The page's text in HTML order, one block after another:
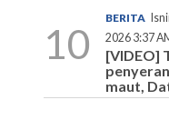
10
BERITA
2026 3:37
[VIDEO]
maut,